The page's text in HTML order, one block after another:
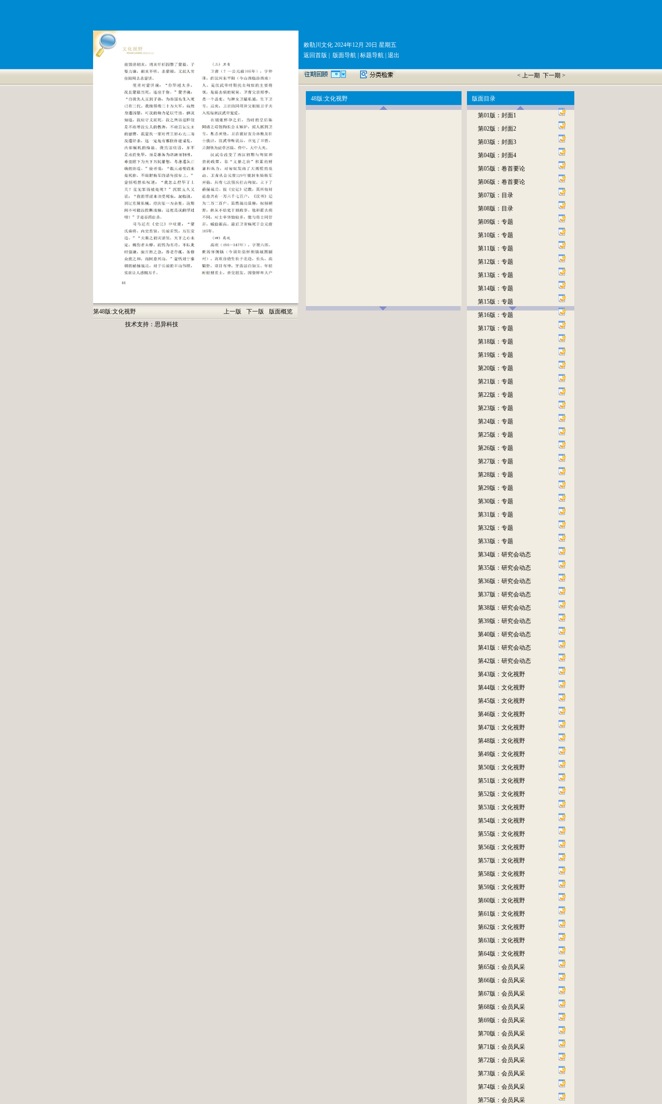
第48版:文化视野 上一版 下一版 版面概览
敕勒川文化 2024年12月 20日 星期五
返回首版
版面导航 标题导航 退出
< 上一期 下一期 >
48版:文化视野 版面目录
第01版：封面1
第02版：封面2
第03版：封面3
第04版：封面4
第05版：卷首要论
第06版：卷首要论
第07版：目录
第08版：目录
第09版：专题
第10版：专题
第11版：专题
第12版：专题
第13版：专题
第14版：专题
第15版：专题
第16版：专题
第17版：专题
第18版：专题
第19版：专题
第20版：专题
第21版：专题
第22版：专题
第23版：专题
第24版：专题
第25版：专题
第26版：专题
第27版：专题
第28版：专题
第29版：专题
第30版：专题
第31版：专题
第32版：专题
第33版：专题
第34版：研究会动态
第35版：研究会动态
第36版：研究会动态
第37版：研究会动态
第38版：研究会动态
第39版：研究会动态
第40版：研究会动态
第41版：研究会动态
第42版：研究会动态
第43版：文化视野
第44版：文化视野
第45版：文化视野
第46版：文化视野
第47版：文化视野
第48版：文化视野
第49版：文化视野
第50版：文化视野
第51版：文化视野
第52版：文化视野
第53版：文化视野
第54版：文化视野
第55版：文化视野
第56版：文化视野
第57版：文化视野
第58版：文化视野
第59版：文化视野
第60版：文化视野
第61版：文化视野
第62版：文化视野
第63版：文化视野
第64版：文化视野
第65版：会员风采
第66版：会员风采
第67版：会员风采
第68版：会员风采
第69版：会员风采
第70版：会员风采
第71版：会员风采
第72版：会员风采
第73版：会员风采
第74版：会员风采
第75版：会员风采
技术支持： 思异科技